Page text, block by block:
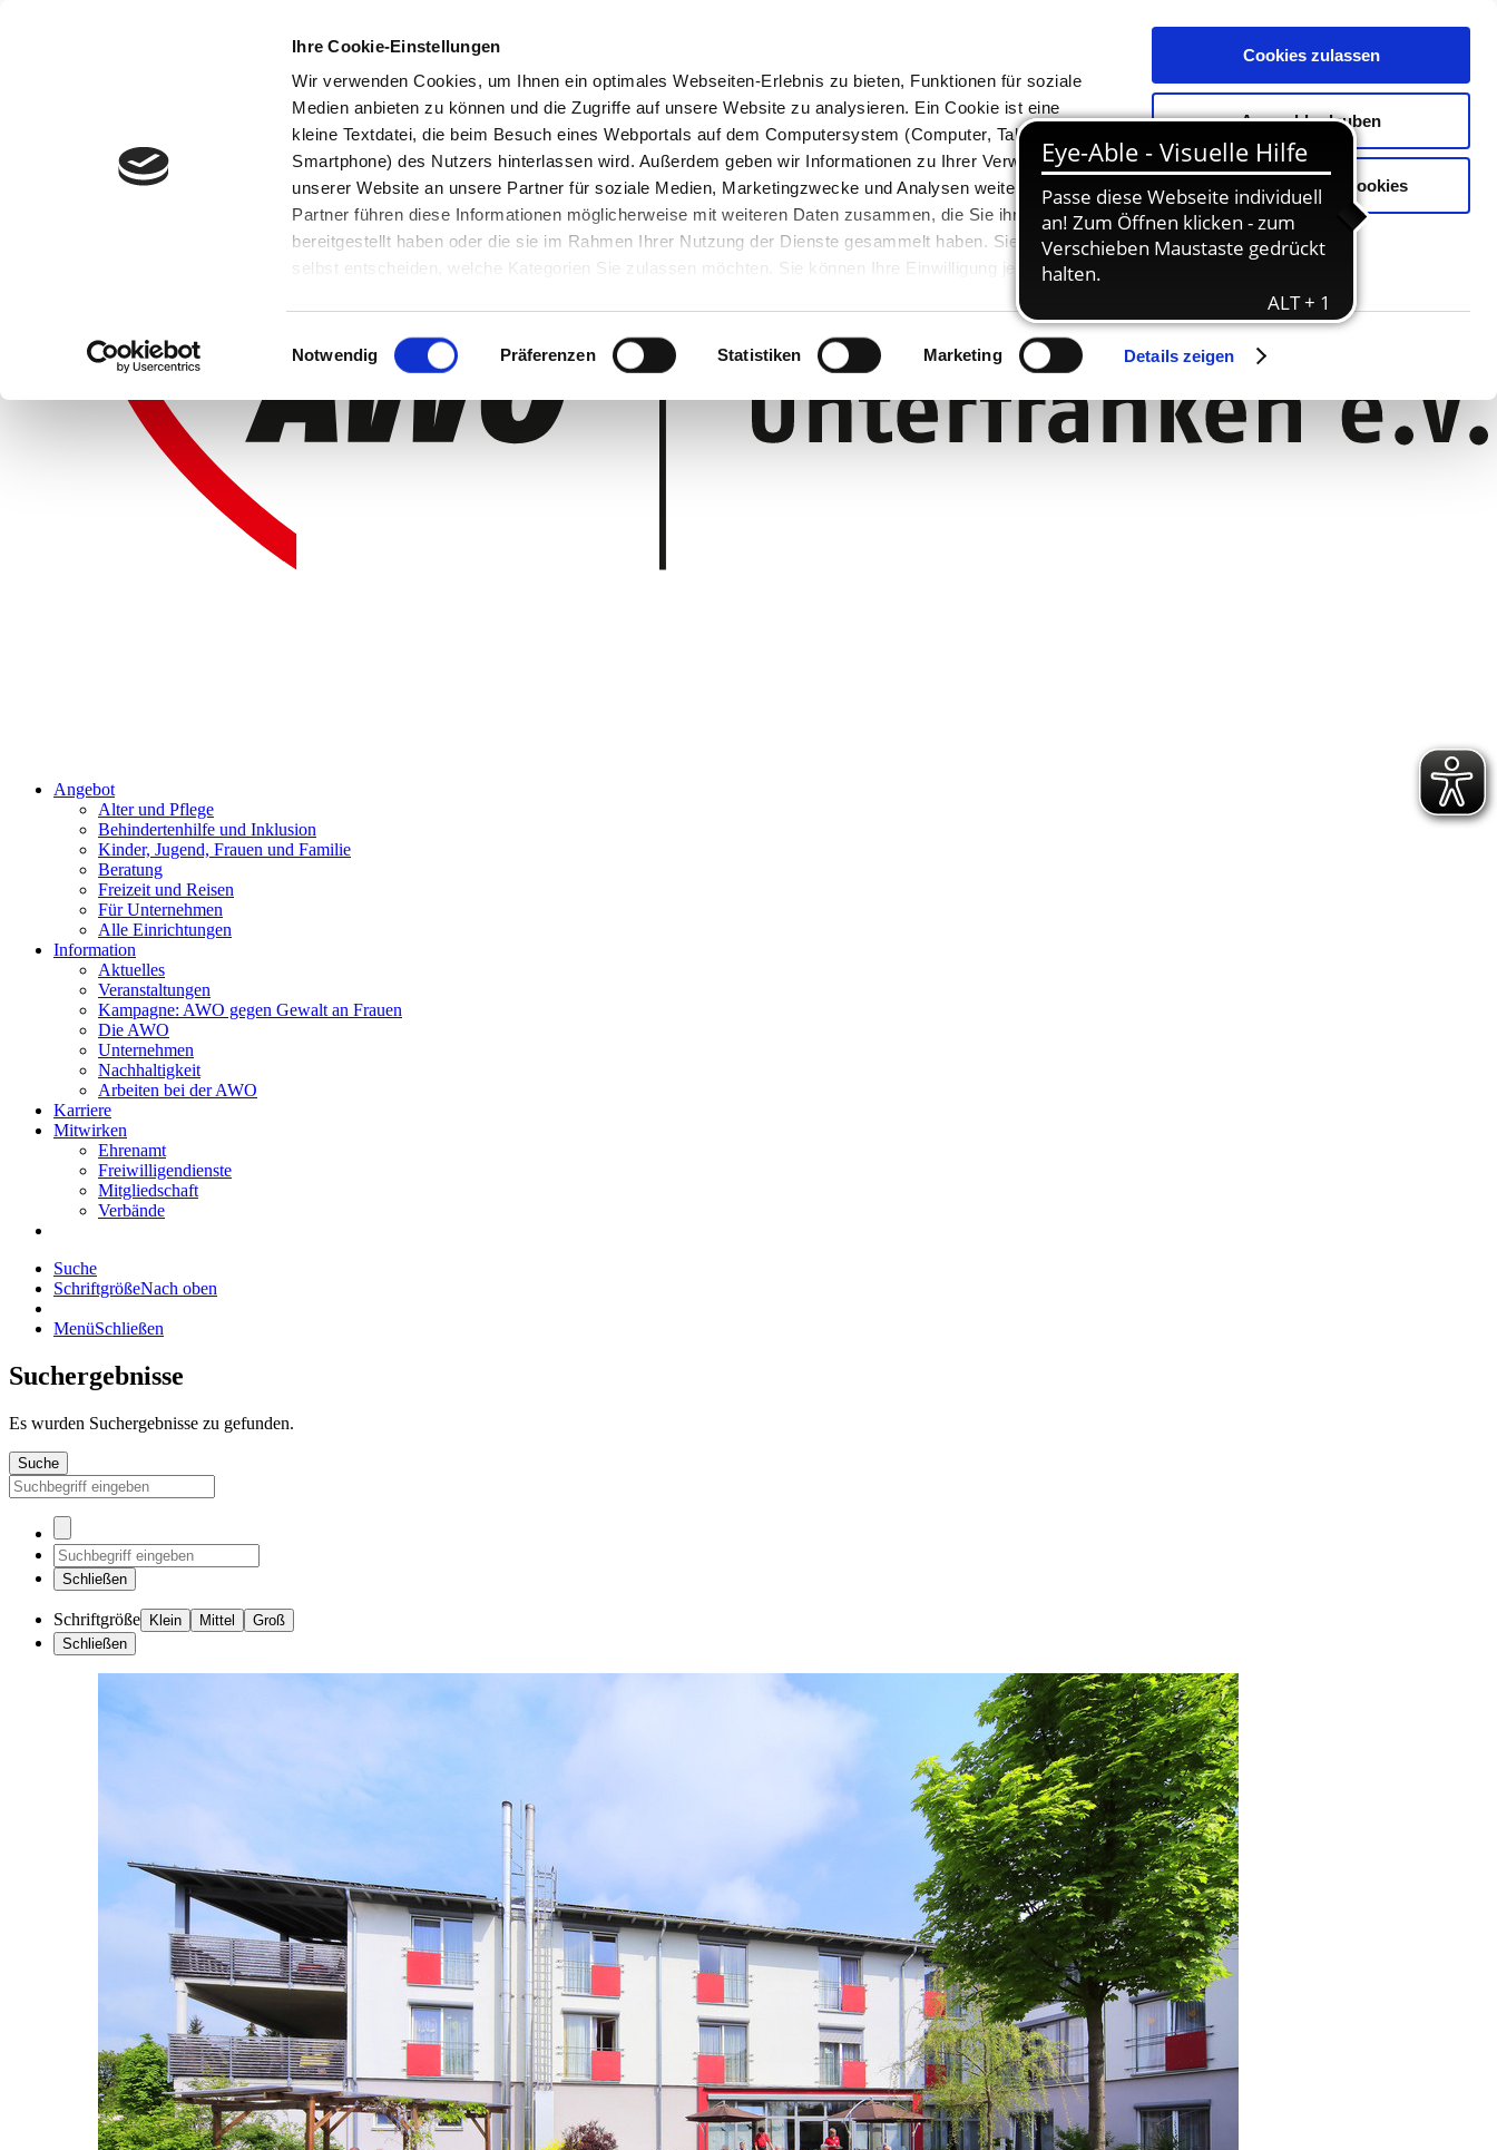
Ihre Cookie-Einstellungen
Wir verwenden Cookies, um Ihnen ein optimales Webseiten-Erlebnis zu bieten, Funktionen für soziale
Medien anbieten zu können und die Zugriffe auf unsere Website zu analysieren. Ein Cookie ist eine
kleine Textdatei, die beim Besuch eines Webportals auf dem Computersystem (Computer, Tablet oder
Smartphone) des Nutzers hinterlassen wird. Außerdem geben wir Informationen zu Ihrer Verwendung
unserer Website an unsere Partner für soziale Medien, Marketingzwecke und Analysen weiter. Unsere
Partner führen diese Informationen möglicherweise mit weiteren Daten zusammen, die Sie ihnen
bereitgestellt haben oder die sie im Rahmen Ihrer Nutzung der Dienste gesammelt haben. Sie können
selbst entscheiden, welche Kategorien Sie zulassen möchten. Sie können Ihre Einwilligung jederzeit
Einwilligungsauswahl
Notwendig Präferenzen Statistiken Marketing Details zeigen
Cookies zulassen
Auswahl erlauben
Nur notwendige Cookies
Angebot
Alter und Pflege
Behindertenhilfe und Inklusion
Kinder, Jugend, Frauen und Familie
Beratung
Freizeit und Reisen
Für Unternehmen
Alle Einrichtungen
Information
Aktuelles
Veranstaltungen
Kampagne: AWO gegen Gewalt an Frauen
Die AWO
Unternehmen
Nachhaltigkeit
Arbeiten bei der AWO
Karriere
Mitwirken
Ehrenamt
Freiwilligendienste
Mitgliedschaft
Verbände
Suche
SchriftgrößeNach oben
MenüSchließen
Suchergebnisse
Es wurden Suchergebnisse zu gefunden.
Suche
Schließen
Schriftgröße Klein Mittel
Groß
Schließen